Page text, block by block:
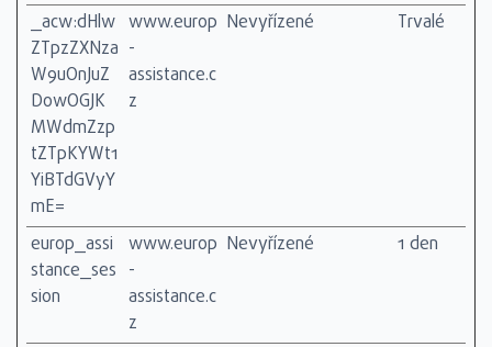
_acw:dHlw
ZTpzZXNza
W9uOnJuZ
DowOGJK
MWdmZzp
tZTpKYWt1
YiBTdGVyY
mE=
www.europ
-
assistance.c
z
Nevyřízené Trvalé
europ_assi
stance_ses
sion
www.europ
-
assistance.c
z
Nevyřízené 1 den